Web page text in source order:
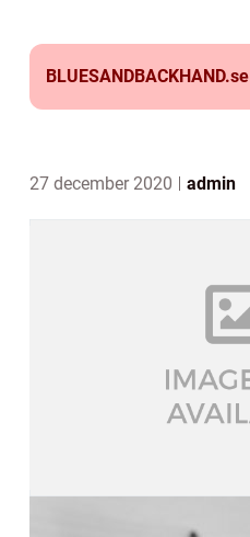
BLUESANDBACKHAND.se
27 december 2020 admin